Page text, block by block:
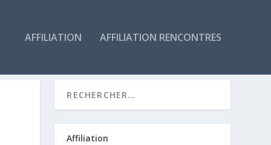
AFFILIATION AFFILIATION RENCONTRES
Affiliation